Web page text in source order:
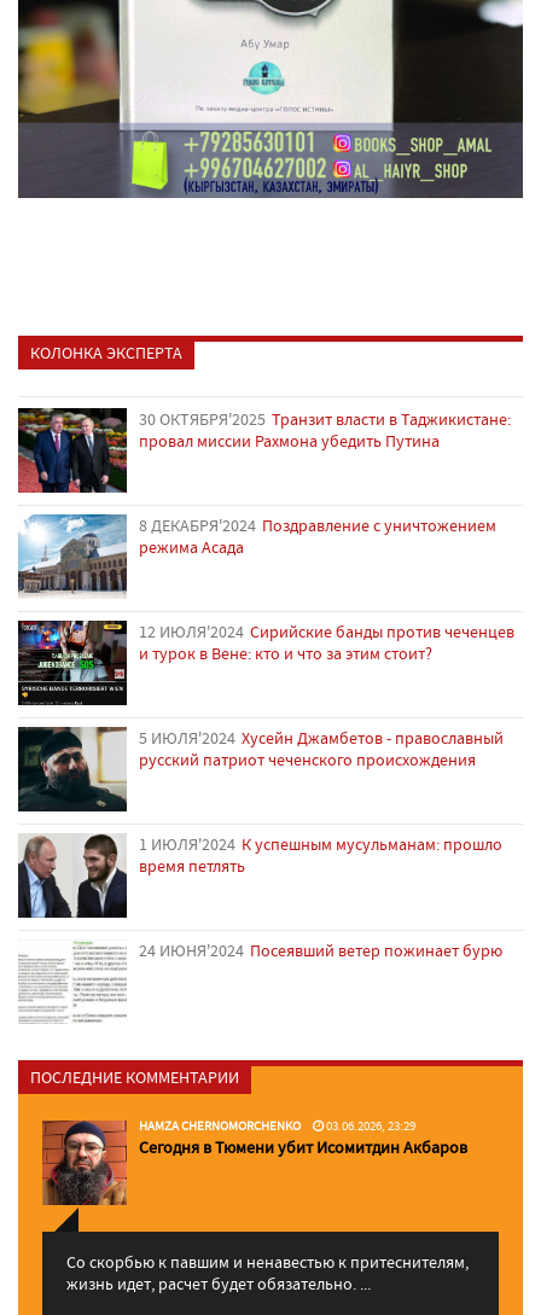
КОЛОНКА ЭКСПЕРТА
30 ОКТЯБРЯ'2025 Транзит власти в Таджикистане:
провал миссии Рахмона убедить Путина
8 ДЕКАБРЯ'2024 Поздравление с уничтожением
режима Асада
12 ИЮЛЯ'2024 Сирийские банды против чеченцев
и турок в Вене: кто и что за этим стоит?
5 ИЮЛЯ'2024 Хусейн Джамбетов - православный
русский патриот чеченского происхождения
1 ИЮЛЯ'2024 К успешным мусульманам: прошло
время петлять
24 ИЮНЯ'2024 Посеявший ветер пожинает бурю
ПОСЛЕДНИЕ КОММЕНТАРИИ
HAMZA CHERNOMORCHENKO 03.06.2026, 23:29
Сегодня в Тюмени убит Исомитдин Акбаров
Со скорбью к павшим и ненавестью к притеснителям,
жизнь идет, расчет будет обязательно. ...